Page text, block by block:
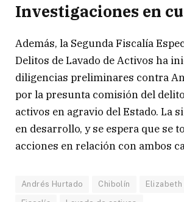
Investigaciones en
Además, la Segunda Fiscalía
Delitos de Lavado de Activos ha
diligencias preliminares contra
por la presunta comisión del
activos en agravio del Estado. La
en desarrollo, y se espera que se
acciones en relación con ambos
Andrés Hurtado Chibolín